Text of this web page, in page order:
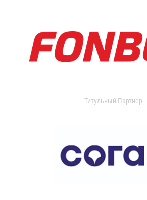
Титульный Партнер